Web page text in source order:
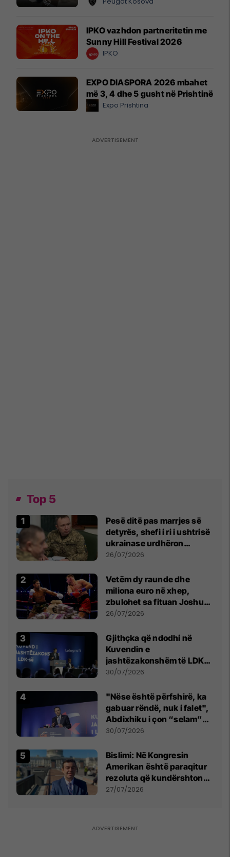
IPKO vazhdon partneritetin me
Sunny Hill Festival 2026
IPKO
EXPO DIASPORA 2026 mbahet
më 3, 4 dhe 5 gusht në Prishtinë
Expo Prishtina
Top 5
Pesë ditë pas marrjes së
detyrës, shefi i ri i ushtrisë
ukrainase urdhëron
kontroll të madh
26/07/2026
Vetëm dy raunde dhe
miliona euro në xhep,
zbulohet sa fituan Joshua
e Prenga
26/07/2026
Gjithçka që ndodhi në
Kuvendin e
jashtëzakonshëm të LDK-
së
30/07/2026
"Nëse është përfshirë, ka
gabuar rëndë, nuk i falet",
Abdixhiku i çon “selam”
Përparim Ramës
30/07/2026
Bislimi: Në Kongresin
Amerikan është paraqitur
rezoluta që kundërshton
mbajtjen e Asamblesë
27/07/2026